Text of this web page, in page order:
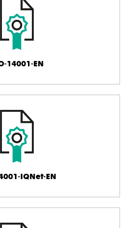
14001-EN
IQNet-EN